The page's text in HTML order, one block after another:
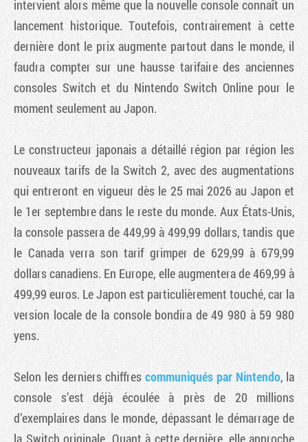
intervient alors même que la nouvelle console connaît un
lancement historique. Toutefois, contrairement à cette
dernière dont le prix augmente partout dans le monde, il
faudra compter sur une hausse tarifaire des anciennes
consoles Switch et du Nintendo Switch Online pour le
moment seulement au Japon.
Le constructeur japonais a détaillé région par région les
nouveaux tarifs de la Switch 2, avec des augmentations
qui entreront en vigueur dès le 25 mai 2026 au Japon et
le 1er septembre dans le reste du monde. Aux États-Unis,
la console passera de 449,99 à 499,99 dollars, tandis que
le Canada verra son tarif grimper de 629,99 à 679,99
dollars canadiens. En Europe, elle augmentera de 469,99 à
499,99 euros. Le Japon est particulièrement touché, car la
version locale de la console bondira de 49 980 à 59 980
yens.
Selon les derniers chiffres communiqués par Nintendo, la
console s’est déjà écoulée à près de 20 millions
d’exemplaires dans le monde, dépassant le démarrage de
la Switch originale. Quant à cette dernière, elle approche
Tribune